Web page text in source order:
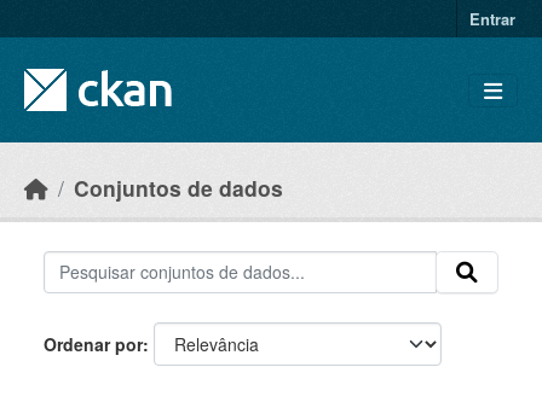
Entrar
Conjuntos de dados
Ordenar por